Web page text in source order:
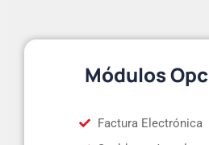
Módulos
Factura Electrónica